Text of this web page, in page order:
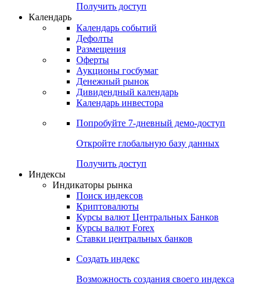
Получить доступ
Календарь
Календарь событий
Дефолты
Размещения
Оферты
Аукционы госбумаг
Денежный рынок
Дивидендный календарь
Календарь инвестора
Попробуйте 7-дневный демо-доступ
Откройте глобальную базу данных
Получить доступ
Индексы
Индикаторы рынка
Поиск индексов
Криптовалюты
Курсы валют Центральных Банков
Курсы валют Forex
Ставки центральных банков
Создать индекс
Возможность создания своего индекса